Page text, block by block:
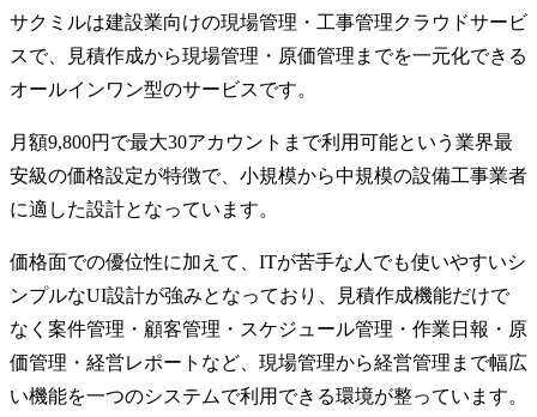
サクミルは建設業向けの現場管理・工事管理クラウドサービ
スで、見積作成から現場管理・原価管理までを一元化できる
オールインワン型のサービスです。
月額9,800円で最大30アカウントまで利用可能という業界最
安級の価格設定が特徴で、小規模から中規模の設備工事業者
に適した設計となっています。
価格面での優位性に加えて、ITが苦手な人でも使いやすいシ
ンプルなUI設計が強みとなっており、見積作成機能だけで
なく案件管理・顧客管理・スケジュール管理・作業日報・原
価管理・経営レポートなど、現場管理から経営管理まで幅広
い機能を一つのシステムで利用できる環境が整っています。